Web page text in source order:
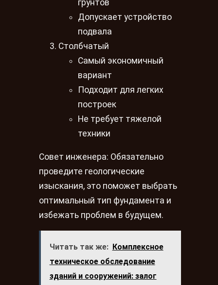
грунтов
Допускает устройство
подвала
Столбчатый
Самый экономичный
вариант
Подходит для легких
построек
Не требует тяжелой
техники
Совет инженера: Обязательно
проведите геологические
изыскания, это поможет выбрать
оптимальный тип фундамента и
избежать проблем в будущем.
Читать так же: Комплексное
техническое обследование
зданий и сооружений: залог